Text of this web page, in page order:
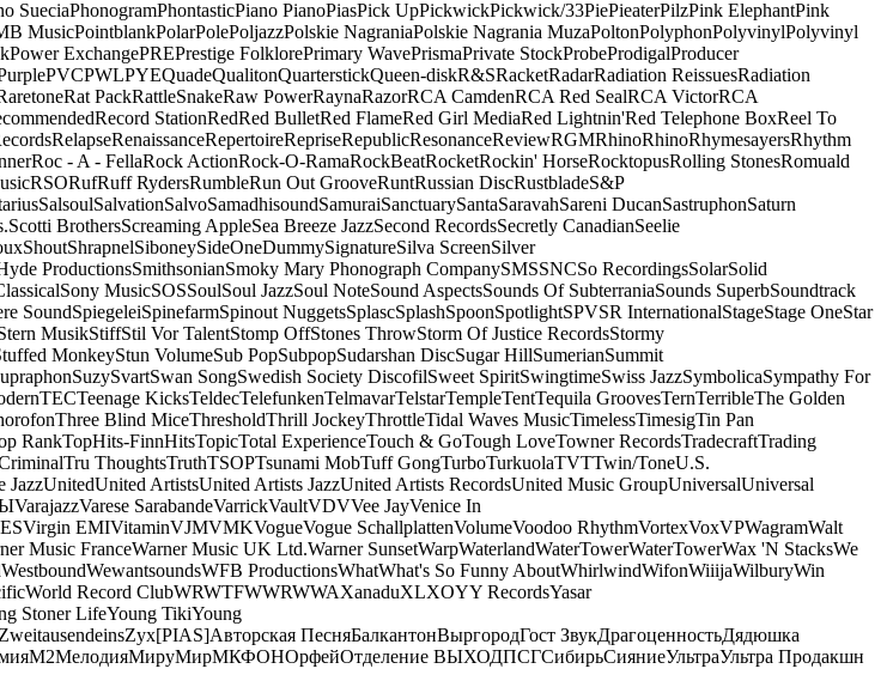
SueciaPhonogramPhontasticPiano PianoPiasPick UpPickwickPickwick/33PiePieaterPilzPink ElephantPink
MusicPointblankPolarPolePoljazzPolskie NagraniaPolskie Nagrania MuzaPoltonPolyphonPolyvinylPolyvinyl
Power ExchangePREPrestige FolklorePrimary WavePrismaPrivate StockProbeProdigalProducer
PVCPWLPYEQuadeQualitonQuarterstickQueen-diskR&SRacketRadarRadiation ReissuesRadiation
Rat PackRattleSnakeRaw PowerRaynaRazorRCA CamdenRCA Red SealRCA VictorRCA
Record StationRedRed BulletRed FlameRed Girl MediaRed Lightnin'Red Telephone BoxReel To
RelapseRenaissanceRepertoireRepriseRepublicResonanceReviewRGMRhinoRhinoRhymesayersRhythm
Roc - A - FellaRock ActionRock-O-RamaRockBeatRocketRockin' HorseRocktopusRolling StonesRomuald
RSORufRuff RydersRumbleRun Out GrooveRuntRussian DiscRustbladeS&P
SalsoulSalvationSalvoSamadhisoundSamuraiSanctuarySantaSaravahSareni DucanSastruphonSaturn
Scotti BrothersScreaming AppleSea Breeze JazzSecond RecordsSecretly CanadianSeelie
ShoutShrapnelSiboneySideOneDummySignatureSilva ScreenSilver
ProductionsSmithsonianSmoky Mary Phonograph CompanySMSSNCSo RecordingsSolarSolid
Sony MusicSOSSoulSoul JazzSoul NoteSound AspectsSounds Of SubterraniaSounds SuperbSoundtrack
SoundSpiegeleiSpinefarmSpinout NuggetsSplascSplashSpoonSpotlightSPVSR InternationalStageStage OneStar
MusikStiffStil Vor TalentStomp OffStones ThrowStorm Of Justice RecordsStormy
MonkeyStun VolumeSub PopSubpopSudarshan DiscSugar HillSumerianSummit
SuzySvartSwan SongSwedish Society DiscofilSweet SpiritSwingtimeSwiss JazzSymbolicaSympathy For
TECTeenage KicksTeldecTelefunkenTelmavarTelstarTempleTentTequila GroovesTernTerribleThe Golden
Three Blind MiceThresholdThrill JockeyThrottleTidal Waves MusicTimelessTimesigTin Pan
RankTopHits-FinnHitsTopicTotal ExperienceTouch & GoTough LoveTowner RecordsTradecraftTrading
Tru ThoughtsTruthTSOPTsunami MobTuff GongTurboTurkuolaTVTTwin/ToneU.S.
JazzUnitedUnited ArtistsUnited Artists JazzUnited Artists RecordsUnited Music GroupUniversalUniversal
VarajazzVarese SarabandeVarrickVaultVDVVee JayVenice In
Virgin EMIVitaminVJMVMKVogueVogue SchallplattenVolumeVoodoo RhythmVortexVoxVPWagramWalt
Music FranceWarner Music UK Ltd.Warner SunsetWarpWaterlandWaterTowerWaterTowerWax 'N StacksWe
WestboundWewantsoundsWFB ProductionsWhatWhat's So Funny AboutWhirlwindWifonWiiijaWilburyWin
World Record ClubWRWTFWWRWWAXanaduXLXOYY RecordsYasar
Stoner LifeYoung TikiYoung
ZweitausendeinsZyx[PIAS]Авторская ПесняБалкантонВыргородГост ЗвукДрагоценностьДядюшка
М2МелодияМируМирМКФОНОрфейОтделение ВЫХОДПСГСибирьСияниеУльтраУльтра Продакшн